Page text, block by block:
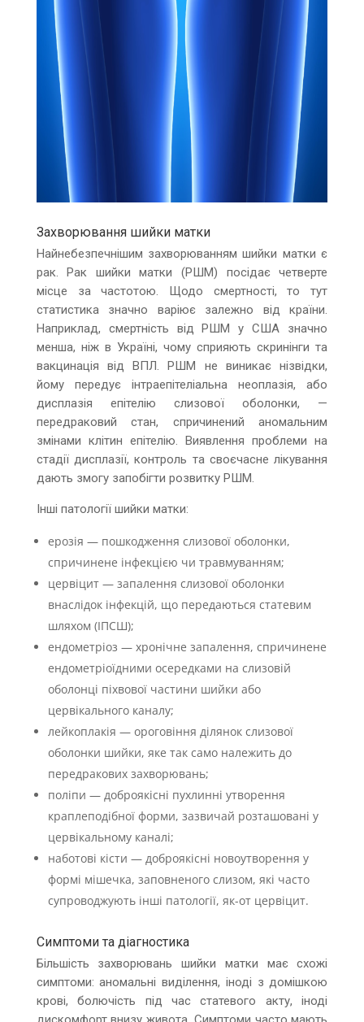
Захворювання шийки матки
Найнебезпечнішим захворюванням шийки матки є
рак. Рак шийки матки (РШМ) посідає четверте
місце за частотою. Щодо смертності, то тут
статистика значно варіює залежно від країни.
Наприклад, смертність від РШМ у США значно
менша, ніж в Україні, чому сприяють скринінги та
вакцинація від ВПЛ. РШМ не виникає нізвідки,
йому передує інтраепітеліальна неоплазія, або
дисплазія епітелію слизової оболонки, —
передраковий стан, спричинений аномальним
змінами клітин епітелію. Виявлення проблеми на
стадії дисплазії, контроль та своєчасне лікування
дають змогу запобігти розвитку РШМ.
Інші патології шийки матки:
ерозія — пошкодження слизової оболонки,
спричинене інфекцією чи травмуванням;
цервіцит — запалення слизової оболонки
внаслідок інфекцій, що передаються статевим
шляхом (ІПСШ);
ендометріоз — хронічне запалення, спричинене
ендометріоїдними осередками на слизовій
оболонці піхвової частини шийки або
цервікального каналу;
лейкоплакія — ороговіння ділянок слизової
оболонки шийки, яке так само належить до
передракових захворювань;
поліпи — доброякісні пухлинні утворення
краплеподібної форми, зазвичай розташовані у
цервікальному каналі;
наботові кісти — доброякісні новоутворення у
формі мішечка, заповненого слизом, які часто
супроводжують інші патології, як-от цервіцит.
Симптоми та діагностика
Більшість захворювань шийки матки має схожі
симптоми: аномальні виділення, іноді з домішкою
крові, болючість під час статевого акту, іноді